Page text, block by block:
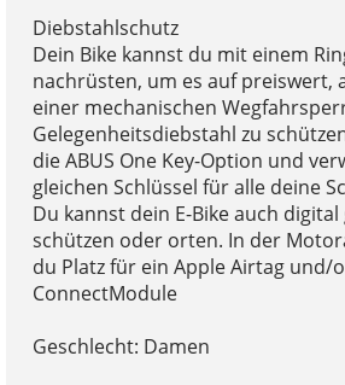
Diebstahlschutz
Dein Bike kannst du mit einem
nachrüsten, um es auf preiswert,
einer mechanischen
Gelegenheitsdiebstahl zu
die ABUS One Key-Option und
gleichen Schlüssel für alle deine
Du kannst dein E-Bike auch
schützen oder orten. In der
du Platz für ein Apple Airtag und/
ConnectModule
Geschlecht: Damen